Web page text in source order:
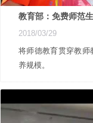
教育部：免费师范
2018/03/29
将师德教育贯穿教师
养规模。